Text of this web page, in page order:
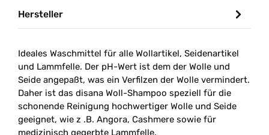
Hersteller
Ideales Waschmittel für alle Wollartikel, Seidenartikel
und Lammfelle. Der pH-Wert ist dem der Wolle und
Seide angepaßt, was ein Verfilzen der Wolle vermindert.
Daher ist das disana Woll-Shampoo speziell für die
schonende Reinigung hochwertiger Wolle und Seide
geeignet, wie z .B. Angora, Cashmere sowie für
medizinisch gegerbte Lammfelle.